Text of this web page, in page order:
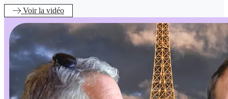
Voirla vidéo